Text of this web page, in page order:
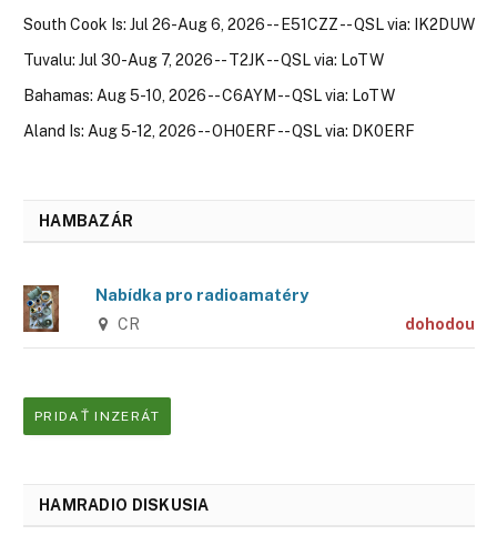
South Cook Is: Jul 26-Aug 6, 2026 -- E51CZZ -- QSL via: IK2DUW
Tuvalu: Jul 30-Aug 7, 2026 -- T2JK -- QSL via: LoTW
Bahamas: Aug 5-10, 2026 -- C6AYM -- QSL via: LoTW
Aland Is: Aug 5-12, 2026 -- OH0ERF -- QSL via: DK0ERF
HAMBAZÁR
Nabídka pro radioamatéry
CR dohodou
PRIDAŤ INZERÁT
HAMRADIO DISKUSIA